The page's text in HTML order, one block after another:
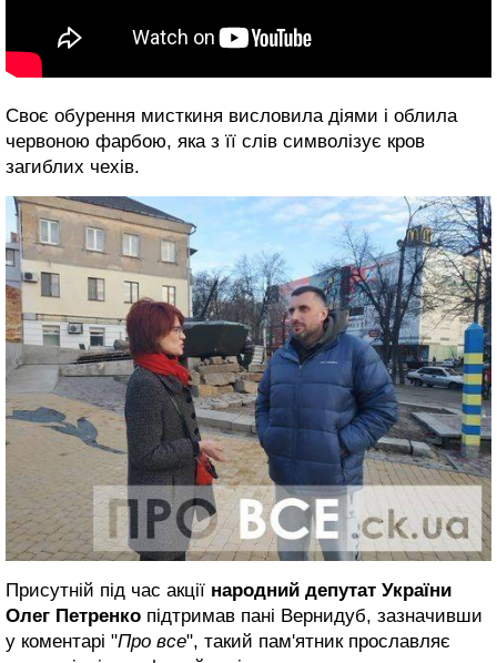
Своє обурення мисткиня висловила діями і облила
червоною фарбою, яка з її слів символізує кров
загиблих чехів.
Присутній під час акції народний депутат України
Олег Петренко підтримав пані Вернидуб, зазначивши
у коментарі "Про все", такий пам'ятник прославляє